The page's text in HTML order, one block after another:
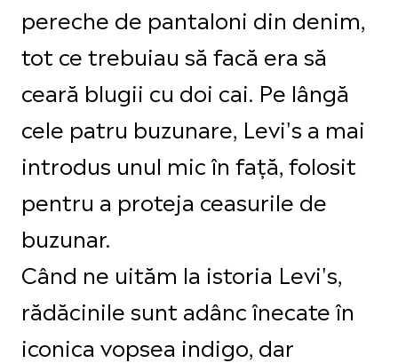
pereche de pantaloni din denim,
tot ce trebuiau să facă era să
ceară blugii cu doi cai. Pe lângă
cele patru buzunare, Levi's a mai
introdus unul mic în față, folosit
pentru a proteja ceasurile de
buzunar.
Când ne uităm la istoria Levi's,
rădăcinile sunt adânc înecate în
iconica vopsea indigo, dar